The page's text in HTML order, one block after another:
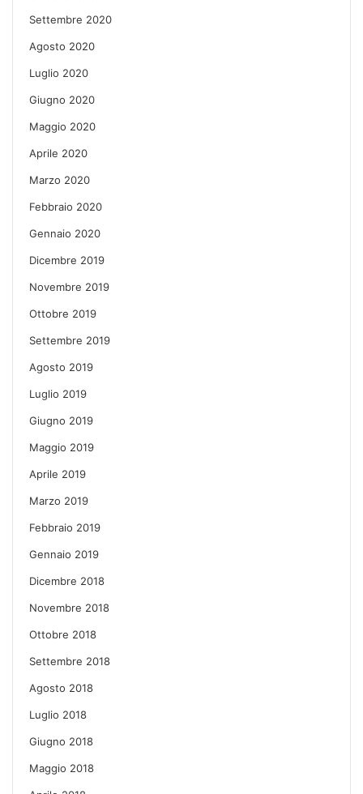
Settembre 2020
Agosto 2020
Luglio 2020
Giugno 2020
Maggio 2020
Aprile 2020
Marzo 2020
Febbraio 2020
Gennaio 2020
Dicembre 2019
Novembre 2019
Ottobre 2019
Settembre 2019
Agosto 2019
Luglio 2019
Giugno 2019
Maggio 2019
Aprile 2019
Marzo 2019
Febbraio 2019
Gennaio 2019
Dicembre 2018
Novembre 2018
Ottobre 2018
Settembre 2018
Agosto 2018
Luglio 2018
Giugno 2018
Maggio 2018